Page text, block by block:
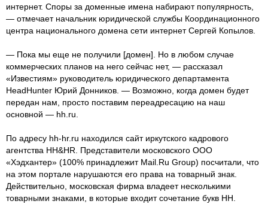
интернет. Споры за доменные имена набирают популярность,
— отмечает начальник юридической службы Координационного
центра национального домена сети интернет Сергей Копылов.
— Пока мы еще не получили [домен]. Но в любом случае
коммерческих планов на него сейчас нет, — рассказал
«Известиям» руководитель юридического департамента
HeadHunter Юрий Донников. — Возможно, когда домен будет
передан нам, просто поставим переадресацию на наш
основной — hh.ru.
По адресу hh-hr.ru находился сайт иркутского кадрового
агентства HH&HR. Представители московского ООО
«Хэдхантер» (100% принадлежит Mail.Ru Group) посчитали, что
на этом портале нарушаются его права на товарный знак.
Действительно, московская фирма владеет несколькими
товарными знаками, в которые входит сочетание букв HH.